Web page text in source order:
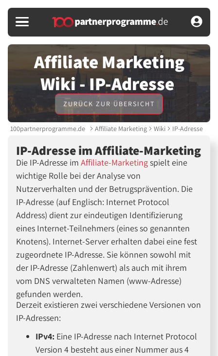
Affiliate Marketing
Wiki - IP-Adresse
ZURÜCK ZUR ÜBERSICHT
100partnerprogramme.de Affiliate Marketing Wiki IP-Adresse
IP-Adresse im Affiliate-Marketing
Die IP-Adresse imAffiliate-Marketingspielt eine
wichtige Rolle bei der Analyse von
Nutzerverhalten und der Betrugsprävention. Die
IP-Adresse (auf Englisch: Internet Protocol
Address) dient zur eindeutigen Identifizierung
eines Internet-Teilnehmers (eines so genannten
Knotens). Internet-Server erhalten dabei eine fest
zugeordnete IP-Adresse. Sie können sowohl mit
der IP-Adresse (Zahlenwert) als auch mit ihrem
vom DNS verwalteten Namen (www-Adresse)
gefunden werden.
Derzeit existieren zwei verschiedene Versionen von
IP-Adressen:
IPv4: Eine IP-Adresse nach Internet Protocol
Version 4 besteht aus einer Nummer aus 4